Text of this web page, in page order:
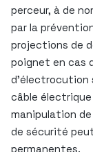
perceur, à de
par la
projections de
poignet en cas
d’électrocution
câble électrique
manipulation
de sécurité
permanentes.